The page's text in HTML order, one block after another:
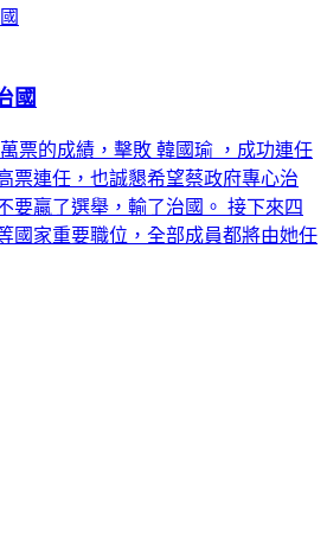
國
票的成績，擊敗 韓國瑜 ，成功連任
票連任，也誠懇希望蔡政府專心治
要贏了選舉，輸了治國。 接下來四
國家重要職位，全部成員都將由她任